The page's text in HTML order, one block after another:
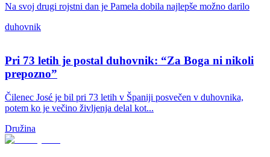
Na svoj drugi rojstni dan je Pamela dobila najlepše možno darilo
duhovnik
Pri 73 letih je postal duhovnik: “Za Boga ni nikoli
prepozno”
Čilenec José je bil pri 73 letih v Španiji posvečen v duhovnika,
potem ko je večino življenja delal kot...
Družina